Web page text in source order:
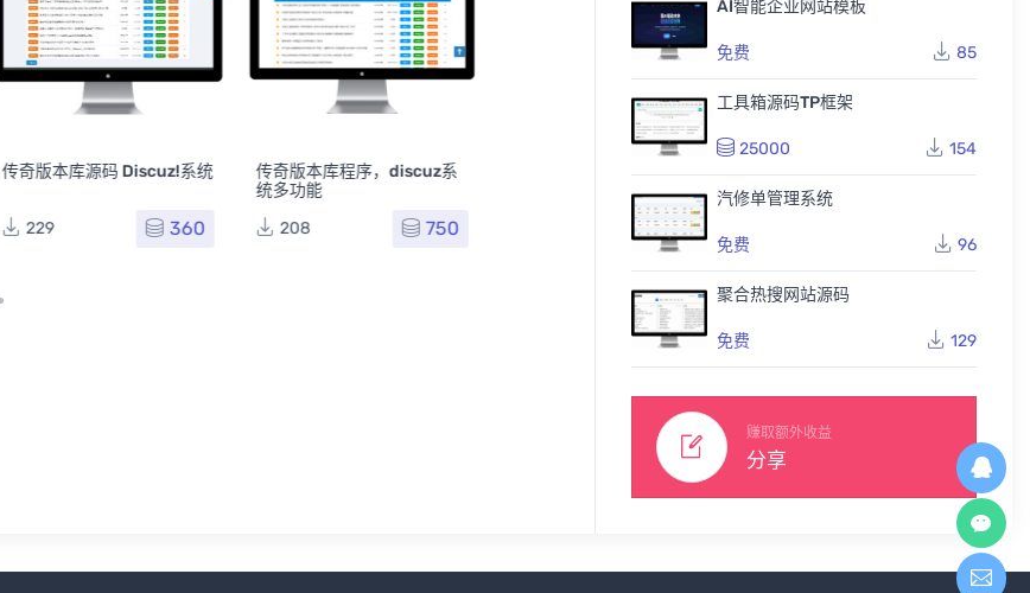
传奇版本库源码 Discuz!系统
229 360
传奇版本库程序，discuz系
统多功能
208
750
库程序
30
AI智能企业网站模板
免费 85
工具箱源码TP框架
25000 154
汽修单管理系统
免费 96
聚合热搜网站源码
免费 129
赚取额外收益
分享